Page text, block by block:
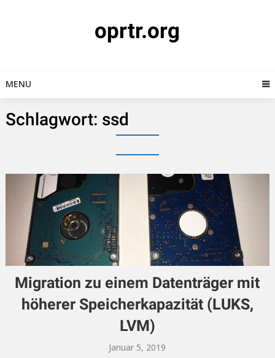
oprtr.org
MENU
Schlagwort: ssd
Migration zu einem Datenträger mit
höherer Speicherkapazität (LUKS,
LVM)
Januar 5, 2019